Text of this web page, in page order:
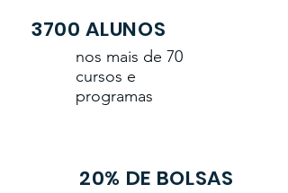
nos mais de 70
cursos e
programas
3700 ALUNOS
20% DE BOLSAS